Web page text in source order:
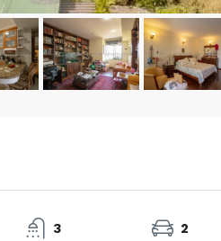
3
2